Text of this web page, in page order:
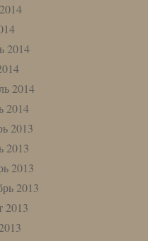
2014
2014
2014
2013
2013
2013
2013
2013